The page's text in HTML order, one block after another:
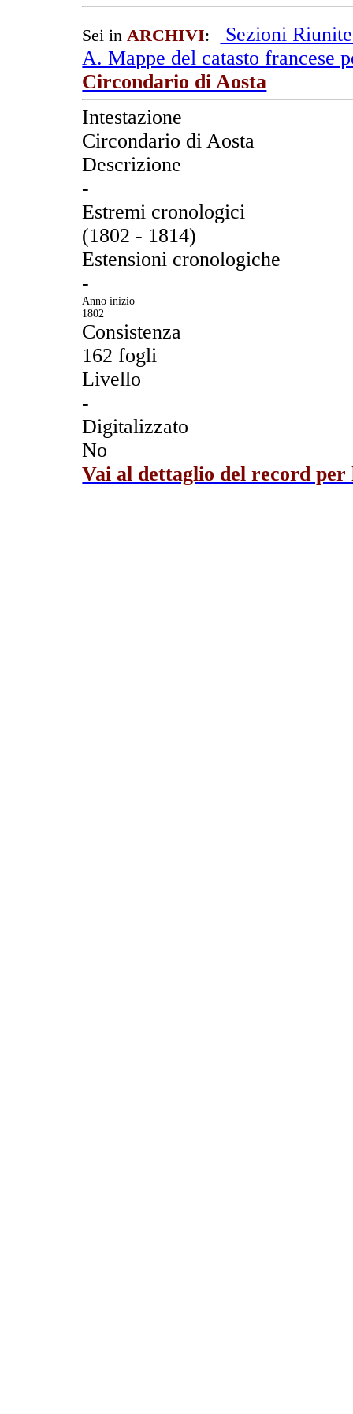
Sei inARCHIVI:
Sezioni
A. Mappe del catasto francese
Circondario di Aosta
Intestazione
Circondario di Aosta
Descrizione
-
Estremi cronologici
(1802 - 1814)
Estensioni cronologiche
-
Anno inizio
1802
Consistenza
162 fogli
Livello
-
Digitalizzato
No
Vai al dettaglio del record per